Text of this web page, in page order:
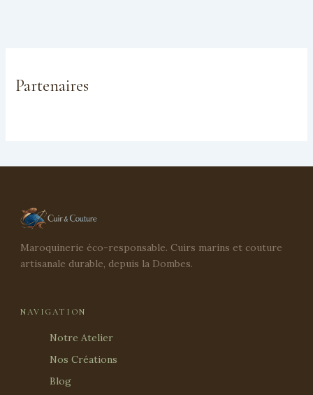
Partenaires
Maroquinerie éco-responsable. Cuirs marins et couture
artisanale durable, depuis la Dombes.
NAVIGATION
Notre Atelier
Nos Créations
Blog